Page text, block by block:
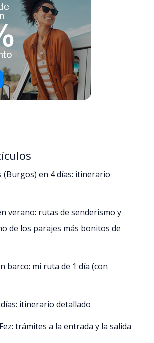
(Burgos) en 4 días: itinerario
verano: rutas de senderismo y
de los parajes más bonitos de
barco: mi ruta de 1 día (con
itinerario detallado
trámites a la entrada y la salida